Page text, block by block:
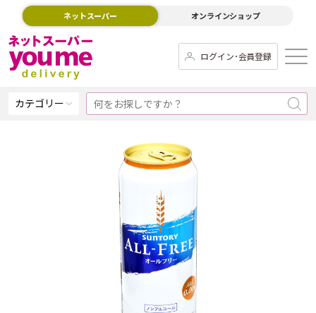
ネットスーパー オンラインショップ
ログイン･会員登録
カテゴリー